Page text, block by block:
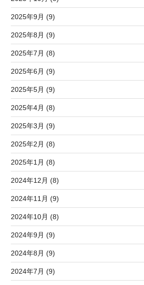
2025年9月 (9)
2025年8月 (9)
2025年7月 (8)
2025年6月 (9)
2025年5月 (9)
2025年4月 (8)
2025年3月 (9)
2025年2月 (8)
2025年1月 (8)
2024年12月 (8)
2024年11月 (9)
2024年10月 (8)
2024年9月 (9)
2024年8月 (9)
2024年7月 (9)